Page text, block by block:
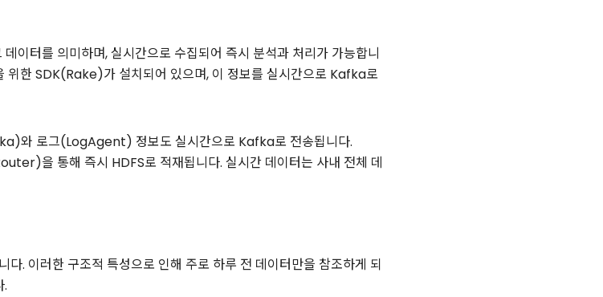
이터를 의미하며, 실시간으로 수집되어 즉시 분석과 처리가 가능합니
위한 SDK(Rake)가 설치되어 있으며, 이 정보를 실시간으로 Kafka로
와 로그(LogAgent) 정보도 실시간으로 Kafka로 전송됩니다.
을 통해 즉시 HDFS로 적재됩니다. 실시간 데이터는 사내 전체 데
. 이러한 구조적 특성으로 인해 주로 하루 전 데이터만을 참조하게 되
.